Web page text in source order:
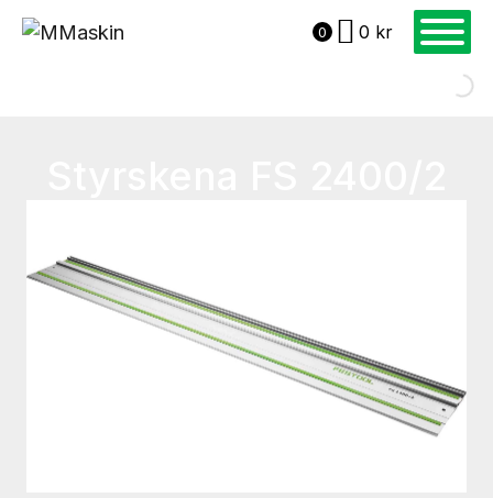
0 0 kr